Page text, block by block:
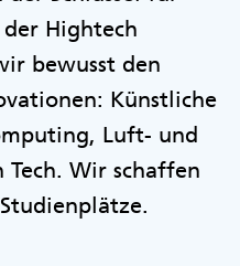
Hightech
bewusst den
Künstliche
Luft- und
Tech. Wir schaffen